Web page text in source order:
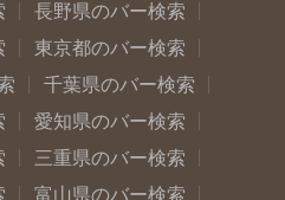
長野県のバー検索
東京都のバー検索
千葉県のバー検索
愛知県のバー検索
三重県のバー検索
富山県のバー検索